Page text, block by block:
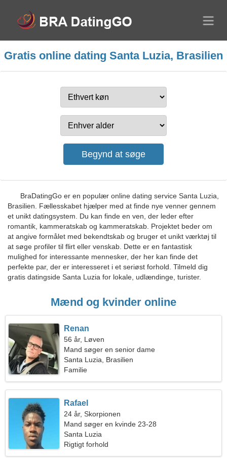
Gratis online dating Santa Luzia, Brasilien
BraDatingGo er en populær online dating service Santa Luzia,
Brasilien. Fællesskabet hjælper med at finde nye venner gennem
et unikt datingsystem. Du kan finde en ven, der leder efter
romantik, kammeratskab og kammeratskab. Projektet beder om
at angive formålet med bekendtskab og bruger et unikt værktøj til
at søge profiler til flirt eller venskab. Dette er en fantastisk
mulighed for interessante mennesker, der her kan finde det
perfekte par, der er interesseret i et seriøst forhold. Tilmeld dig
gratis datingside Santa Luzia for lokale, udlændinge, turister.
Mænd og kvinder online
Renan
56 år, Løven
Mand søger en senior dame
Santa Luzia, Brasilien
Familie
Rafael
24 år, Skorpionen
Mand søger en kvinde 23-28
Santa Luzia
Rigtigt forhold